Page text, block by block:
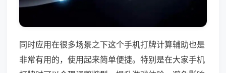
同时应用在很多场景之下这个手机打牌计算辅助也是
非常有用的，使用起来简单便捷。特别是在大家手机